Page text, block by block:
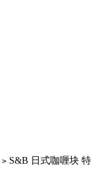
> S&B 日式咖喱块 特